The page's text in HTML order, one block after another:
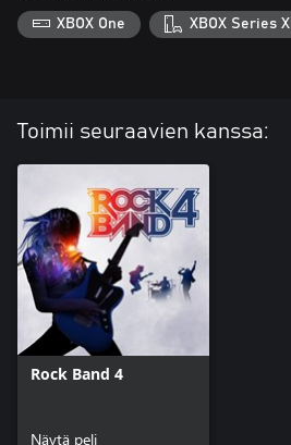
XBOX One XBOX Series
Toimii seuraavien kanssa:
Rock Band 4
Näytä peli